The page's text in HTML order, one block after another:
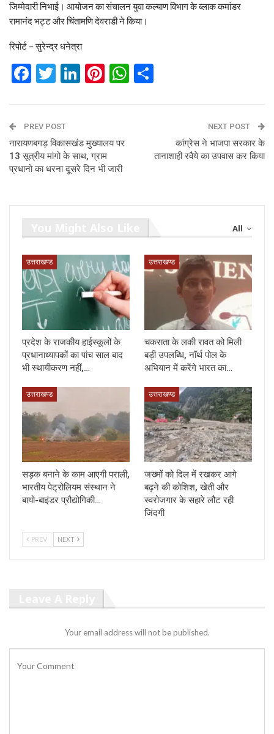
जिम्मेदारी निभाई। आयोजन का संचालन युवा कल्याण विभाग के ब्लाक कमांडर
रामानंद भट्ट और चिंतामणि देवराडी ने किया।
रिपोर्ट – सुरेन्द्र धनेत्रा
Facebook
Twitter
LinkedIn
Pinterest
WhatsApp
PREV POST
नारायणबगड़ विकासखंड मुख्यालय पर
13 सूत्रीय मांगो के साथ, ग्राम
प्रधानो का धरना दूसरे दिन भी जारी
NEXT POST
कांग्रेस ने भाजपा सरकार के
तानाशाही रवैये का उपवास कर किया
All
उत्तराखण्ड
प्रदेश के राजकीय हाईस्कूलों के
प्रधानाध्यापकों का पांच साल बाद
भी स्थायीकरण नहीं,…
उत्तराखण्ड
चकराता के लकी रावत को मिली
बड़ी उपलब्धि, नॉर्थ पोल के
अभियान में करेंगे भारत का…
उत्तराखण्ड
सड़क बनाने के काम आएगी पराली,
भारतीय पेट्रोलियम संस्थान ने
बायो-बाइंडर प्रौद्योगिकी…
उत्तराखण्ड
जख्मों को दिल में रखकर आगे
बढ़ने की कोशिश, खेती और
स्वरोजगार के सहारे लौट रही
जिंदगी
PREV NEXT
Your email address will not be published.